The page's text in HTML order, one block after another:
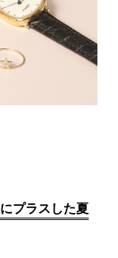
プラスした夏